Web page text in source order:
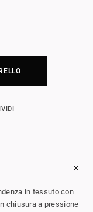
in tessuto con
chiusura a pressione